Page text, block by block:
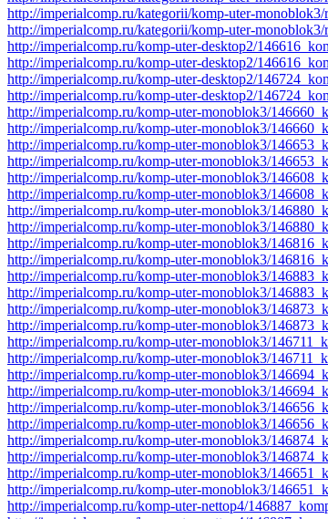
http://imperialcomp.ru/kategorii/komp-uter-monoblok3/
http://imperialcomp.ru/kategorii/komp-uter-monoblok3/
http://imperialcomp.ru/komp-uter-desktop2/
http://imperialcomp.ru/komp-uter-desktop2/
http://imperialcomp.ru/komp-uter-desktop2/
http://imperialcomp.ru/komp-uter-desktop2/
http://imperialcomp.ru/komp-uter-monoblok3/
http://imperialcomp.ru/komp-uter-monoblok3/
http://imperialcomp.ru/komp-uter-monoblok3/
http://imperialcomp.ru/komp-uter-monoblok3/
http://imperialcomp.ru/komp-uter-monoblok3/
http://imperialcomp.ru/komp-uter-monoblok3/
http://imperialcomp.ru/komp-uter-monoblok3/
http://imperialcomp.ru/komp-uter-monoblok3/
http://imperialcomp.ru/komp-uter-monoblok3/
http://imperialcomp.ru/komp-uter-monoblok3/
http://imperialcomp.ru/komp-uter-monoblok3/
http://imperialcomp.ru/komp-uter-monoblok3/
http://imperialcomp.ru/komp-uter-monoblok3/
http://imperialcomp.ru/komp-uter-monoblok3/
http://imperialcomp.ru/komp-uter-monoblok3/
http://imperialcomp.ru/komp-uter-monoblok3/
http://imperialcomp.ru/komp-uter-monoblok3/
http://imperialcomp.ru/komp-uter-monoblok3/
http://imperialcomp.ru/komp-uter-monoblok3/
http://imperialcomp.ru/komp-uter-monoblok3/
http://imperialcomp.ru/komp-uter-monoblok3/
http://imperialcomp.ru/komp-uter-monoblok3/
http://imperialcomp.ru/komp-uter-monoblok3/
http://imperialcomp.ru/komp-uter-monoblok3/
http://imperialcomp.ru/komp-uter-nettop4/